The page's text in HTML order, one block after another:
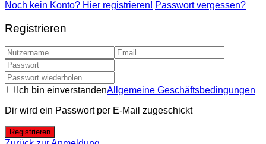
Noch kein Konto? Hier registrieren! Passwort vergessen?
Registrieren
Ich bin einverstandenAllgemeine Geschäftsbedingungen
Dir wird ein Passwort per E-Mail zugeschickt
Registrieren